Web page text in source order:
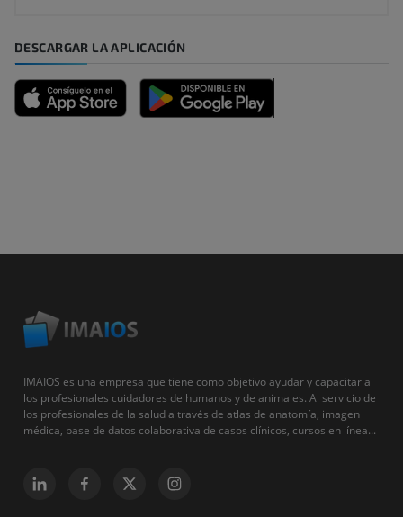
DESCARGAR LA APLICACIÓN
IMAIOS es una empresa que tiene como objetivo ayudar y capacitar a
los profesionales cuidadores de humanos y de animales. Al servicio de
los profesionales de la salud a través de atlas de anatomía, imagen
médica, base de datos colaborativa de casos clínicos, cursos en línea...